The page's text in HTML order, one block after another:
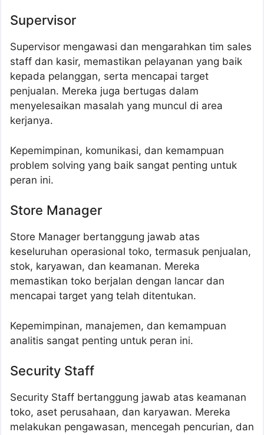
Supervisor
Supervisor mengawasi dan mengarahkan tim sales
staff dan kasir, memastikan pelayanan yang baik
kepada pelanggan, serta mencapai target
penjualan. Mereka juga bertugas dalam
menyelesaikan masalah yang muncul di area
kerjanya.
Kepemimpinan, komunikasi, dan kemampuan
problem solving yang baik sangat penting untuk
peran ini.
Store Manager
Store Manager bertanggung jawab atas
keseluruhan operasional toko, termasuk penjualan,
stok, karyawan, dan keamanan. Mereka
memastikan toko berjalan dengan lancar dan
mencapai target yang telah ditentukan.
Kepemimpinan, manajemen, dan kemampuan
analitis sangat penting untuk peran ini.
Security Staff
Security Staff bertanggung jawab atas keamanan
toko, aset perusahaan, dan karyawan. Mereka
melakukan pengawasan, mencegah pencurian, dan